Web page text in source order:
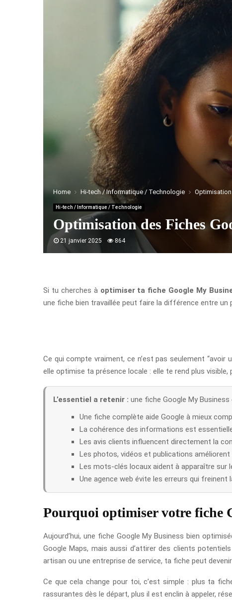
Home Hi-tech / Informatique / Technologie
Hi-tech / Informatique / Technologie
Optimisation des Fiches
21 janvier 2025 864
Si tu cherches à optimiser ta fiche Google My
une fiche bien travaillée peut faire la différence entre
Ce qui compte vraiment, ce n’est pas seulement
elle optimise ta présence locale : elle te rend plus
L’essentiel a retenir : une fiche Google My
Une fiche complète aide Google à mieux
La cohérence des informations est
Les avis clients influencent directement la
Les photos, vidéos et publications améliorent
Les mots-clés locaux aident à apparaître sur
Une agence web évite les erreurs qui freinent
Pourquoi optimiser votre fiche
Aujourd’hui, une fiche Google My Business bien
Google Maps, mais aussi d’attirer des clients
artisan ou une entreprise de service, ta fiche peut
Ce que cela change pour toi, c’est simple : plus ta
rassurantes dès le départ, plus il est enclin à appeler,